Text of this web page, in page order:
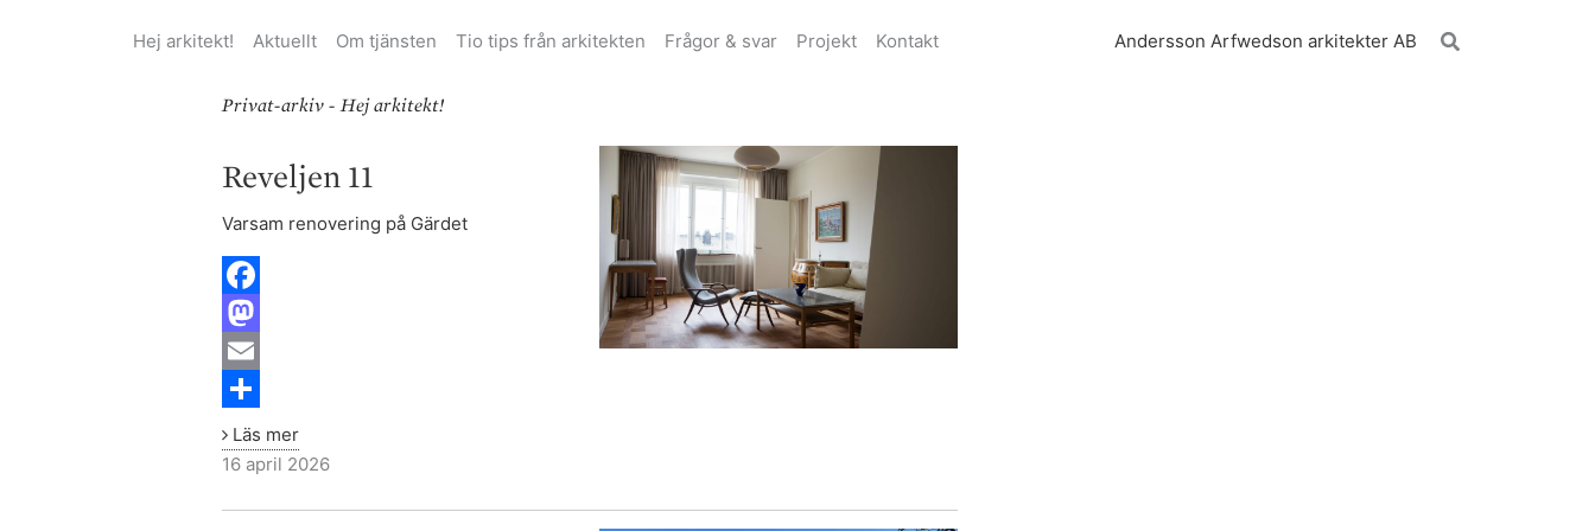
Hej arkitekt! Aktuellt Om tjänsten Tio tips från arkitekten Frågor & svar Projekt Kontakt Andersson Arfwedson arkitekter AB Sök
Privat-arkiv - Hej arkitekt!
Reveljen 11
Varsam renovering på Gärdet
F
a
c
e
b
M
a
s
t
E
m
a
S
h
11
Läs mer
16 april 2026